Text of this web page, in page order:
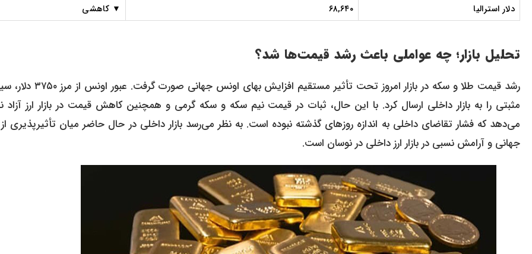
دلار استرالیا
۶۸,۶۴۰ ▼ کاهشی
تحلیل بازار؛ چه عواملی باعث رشد قیمت‌ها شد؟
رشد قیمت طلا و سکه در بازار امروز تحت تأثیر مستقیم افزایش بهای اونس
مثبتی را به بازار داخلی ارسال کرد. با این حال، ثبات در قیمت نیم سکه و سکه گرمی و همچنین کاهش قیمت در بازار ارز آزاد
می‌دهد که فشار تقاضای داخلی به اندازه روزهای گذشته نبوده است. به نظر می‌رسد بازار داخلی در حال حاضر میان تأثیرپذیری
جهانی و آرامش نسبی در بازار ارز داخلی در نوسان است.